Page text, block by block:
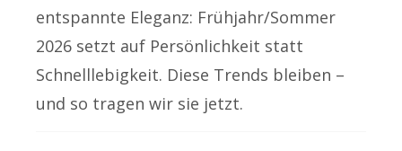
entspannte Eleganz: Frühjahr/Sommer
2026 setzt auf Persönlichkeit statt
Schnelllebigkeit. Diese Trends bleiben –
und so tragen wir sie jetzt.